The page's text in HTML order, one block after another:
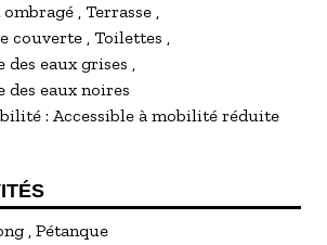
Terrasse
couverte Toilettes
des eaux grises
des eaux noires
: Accessible à mobilité réduite
Pétanque